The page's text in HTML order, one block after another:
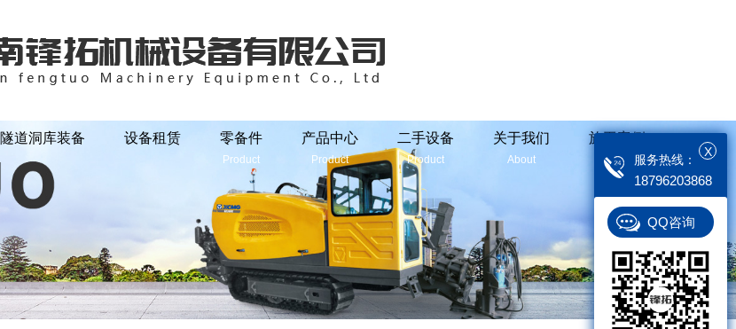
隧道洞库装备 设备租赁 零备件
Product
产品中心
Product
二手设备
Product
关于我们
About
施工案例
Case
X
服务热线：
18796203868
QQ咨询